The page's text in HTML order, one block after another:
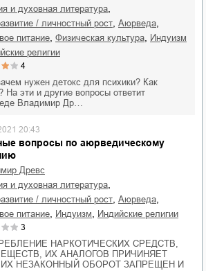
и духовная литература
/ личностный рост Аюрведа
питание физическая культура индуизм
религии
4
нужен детокс для психики? Как
На эти и другие вопросы ответит
Владимир Др…
вопросы по аюрведическому
20:43
Древс
и духовная литература
/ личностный рост Аюрведа
питание индуизм индийские религии
3
НАРКОТИЧЕСКИХ СРЕДСТВ,
ИХ АНАЛОГОВ ПРИЧИНЯЕТ
НЕЗАКОННЫЙ ОБОРОТ ЗАПРЕЩЕН И